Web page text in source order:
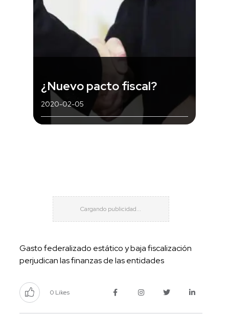
¿Nuevo pacto fiscal?
2020-02-05
Gasto federalizado estático y baja fiscalización
perjudican las finanzas de las entidades
0 Likes